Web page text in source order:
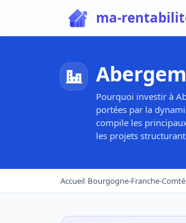
ma-
Pourquoi investir à
portées par la
compile les
les projets
Accueil/Bourgogne-Franche-Comté